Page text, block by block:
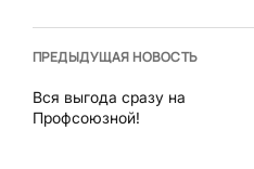
ПРЕДЫДУЩАЯ НОВОСТЬ
Вся выгода сразу на
Профсоюзной!